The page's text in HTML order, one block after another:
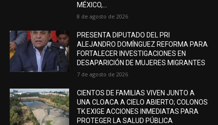
MÉXICO,...
8 de agosto de 2026
PRESENTA DIPUTADO DEL PRI
ALEJANDRO DOMÍNGUEZ REFORMA PARA
FORTALECER INVESTIGACIONES EN
DESAPARICIÓN DE MUJERES MIGRANTES
7 de agosto de 2026
CIENTOS DE FAMILIAS VIVEN JUNTO A
UNA CLOACA A CIELO ABIERTO; COLONOS
TK EXIGE ACCIONES INMEDIATAS PARA
PROTEGER LA SALUD PÚBLICA